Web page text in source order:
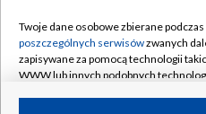
Rada Programowa
System NOS
Informacje o nadawcy
Twoje dane osobowe zbierane
poszczególnych serwisówzwanych
zapisywane za pomocą technologii
WWW lub innych podobnych